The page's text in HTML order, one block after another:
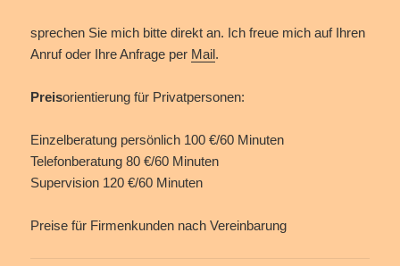
sprechen Sie mich bitte direkt an. Ich freue mich auf Ihren
Anruf oder Ihre Anfrage per Mail.
Preisorientierung für Privatpersonen:
Einzelberatung persönlich 100 €/60 Minuten
Telefonberatung 80 €/60 Minuten
Supervision 120 €/60 Minuten
Preise für Firmenkunden nach Vereinbarung